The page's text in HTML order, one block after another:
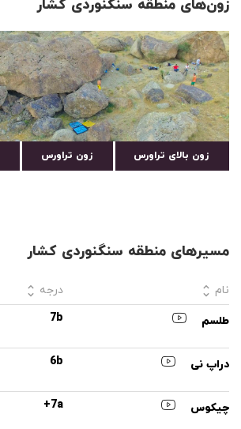
زون‌های منطقه سنگنوردی کشار
زون بالای تراورس زون تراورس
مسیرهای منطقه سنگنوردی کشار
نام درجه
طلسم 7b
دراپ نی 6b
چیکوس 7a+